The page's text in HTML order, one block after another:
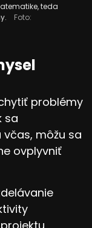
teda
Foto:
problémy
sa
môžu sa
ovplyvniť